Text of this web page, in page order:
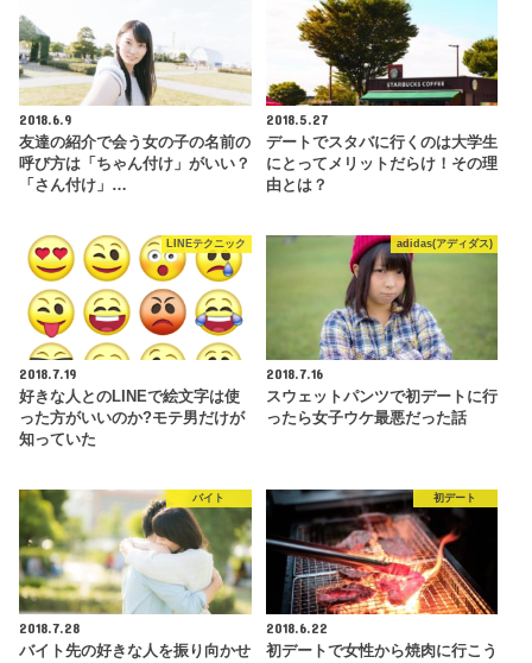
2018.6.9
友達の紹介で会う女の子の名前の
呼び方は「ちゃん付け」がいい？
「さん付け」…
2018.5.27
デートでスタバに行くのは大学生
にとってメリットだらけ！その理
由とは？
LINEテクニック
2018.7.19
好きな人とのLINEで絵文字は使
った方がいいのか?モテ男だけが
知っていた
adidas(アディダス)
2018.7.16
スウェットパンツで初デートに行
ったら女子ウケ最悪だった話
バイト
2018.7.28
バイト先の好きな人を振り向かせ
初デート
2018.6.22
初デートで女性から焼肉に行こう